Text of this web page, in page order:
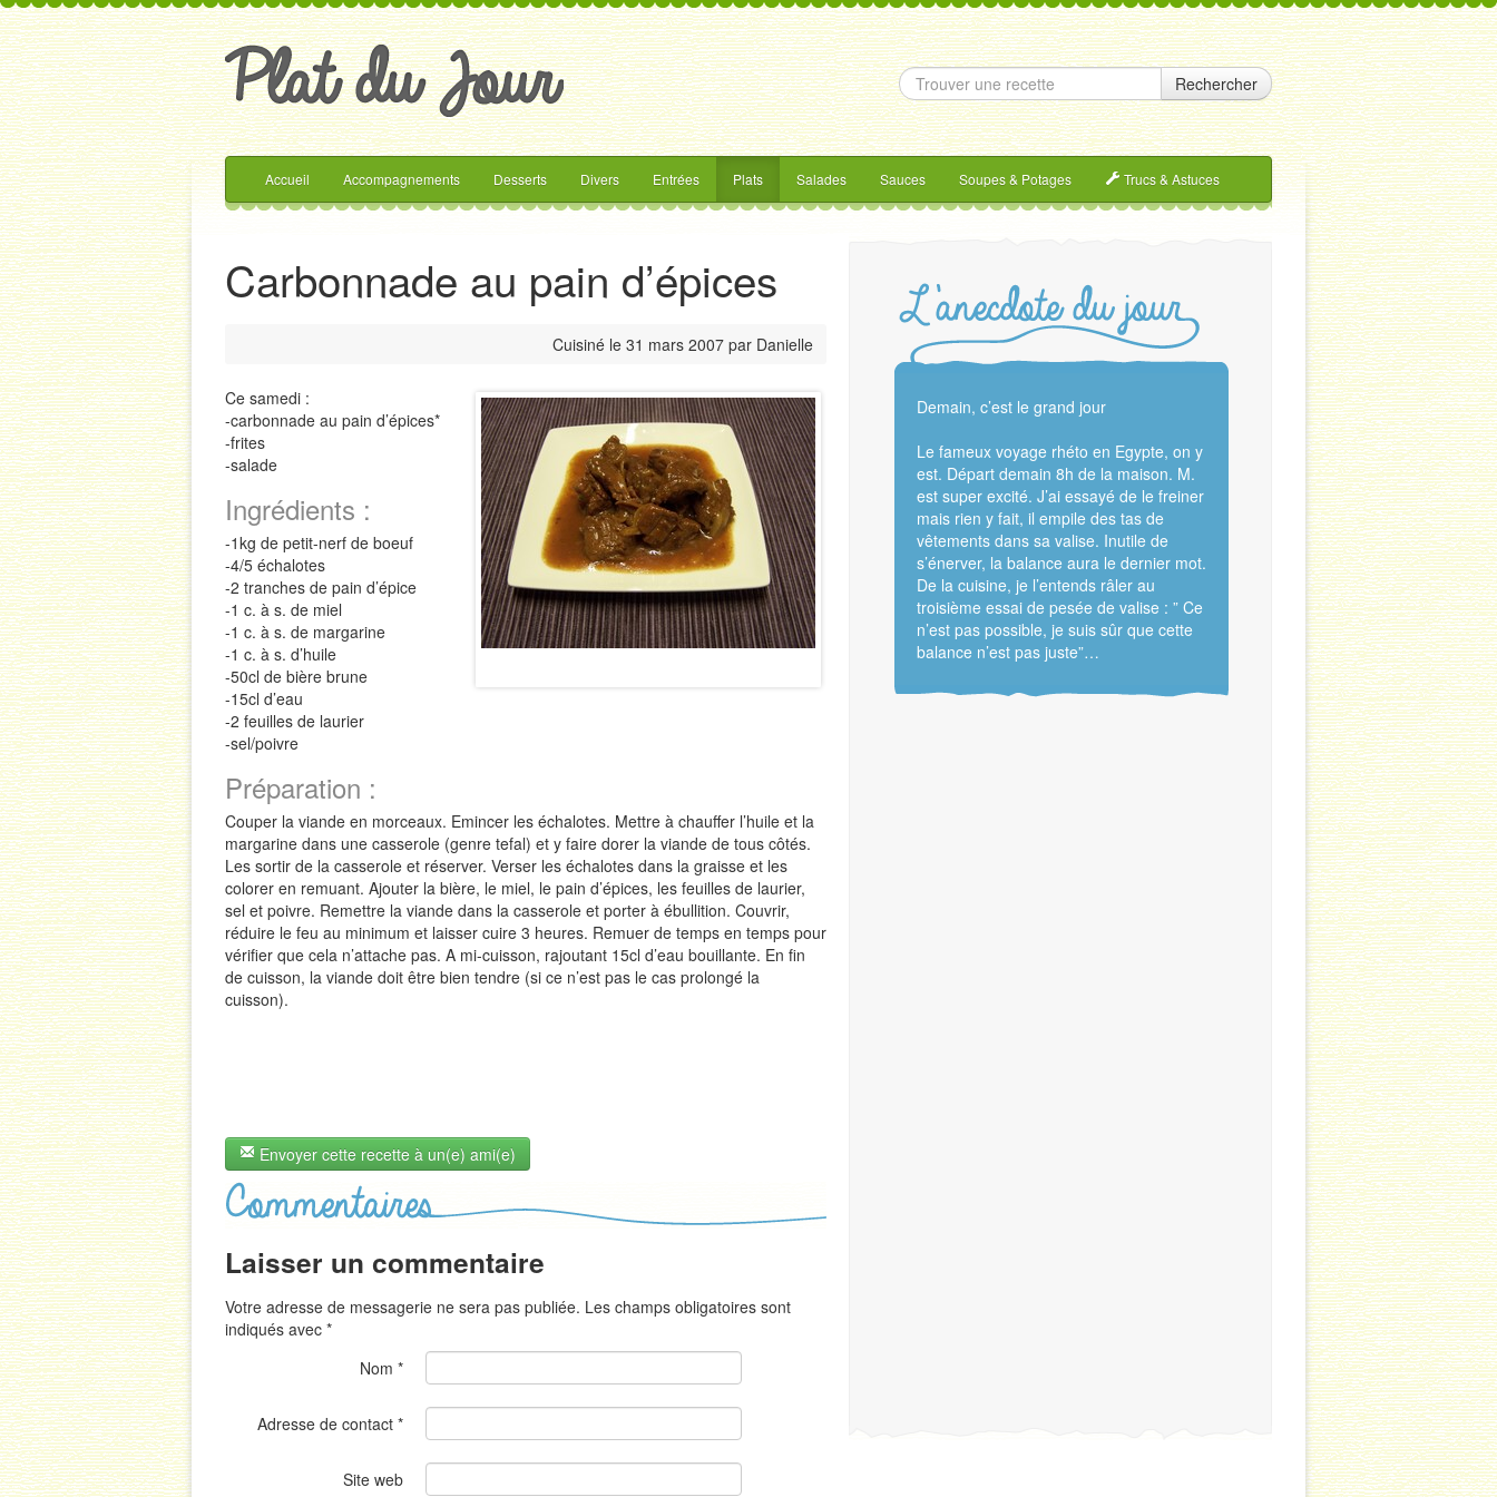
Rechercher
Accueil Accompagnements Desserts Divers Entrées Plats Salades Sauces Soupes & Potages Trucs & Astuces
Carbonnade au pain d’épices
Cuisiné le 31 mars 2007 par Danielle
Ce samedi :
-carbonnade au pain d’épices*
-frites
-salade
Ingrédients :
-1kg de petit-nerf de boeuf
-4/5 échalotes
-2 tranches de pain d’épice
-1 c. à s. de miel
-1 c. à s. de margarine
-1 c. à s. d’huile
-50cl de bière brune
-15cl d’eau
-2 feuilles de laurier
-sel/poivre
Préparation :
Couper la viande en morceaux. Emincer les échalotes. Mettre à chauffer l’huile et la
margarine dans une casserole (genre tefal) et y faire dorer la viande de tous côtés.
Les sortir de la casserole et réserver. Verser les échalotes dans la graisse et les
colorer en remuant. Ajouter la bière, le miel, le pain d’épices, les feuilles de laurier,
sel et poivre. Remettre la viande dans la casserole et porter à ébullition. Couvrir,
réduire le feu au minimum et laisser cuire 3 heures. Remuer de temps en temps pour
vérifier que cela n’attache pas. A mi-cuisson, rajoutant 15cl d’eau bouillante. En fin
de cuisson, la viande doit être bien tendre (si ce n’est pas le cas prolongé la
cuisson).
Envoyer cette recette à un(e) ami(e)
Laisser un commentaire
Votre adresse de messagerie ne sera pas publiée. Les champs obligatoires sont
indiqués avec *
Nom *
Adresse de contact *
Site web
Demain, c’est le grand jour
Le fameux voyage rhéto en Egypte, on y
est. Départ demain 8h de la maison. M.
est super excité. J’ai essayé de le freiner
mais rien y fait, il empile des tas de
vêtements dans sa valise. Inutile de
s’énerver, la balance aura le dernier mot.
De la cuisine, je l’entends râler au
troisième essai de pesée de valise : ” Ce
n’est pas possible, je suis sûr que cette
balance n’est pas juste”…